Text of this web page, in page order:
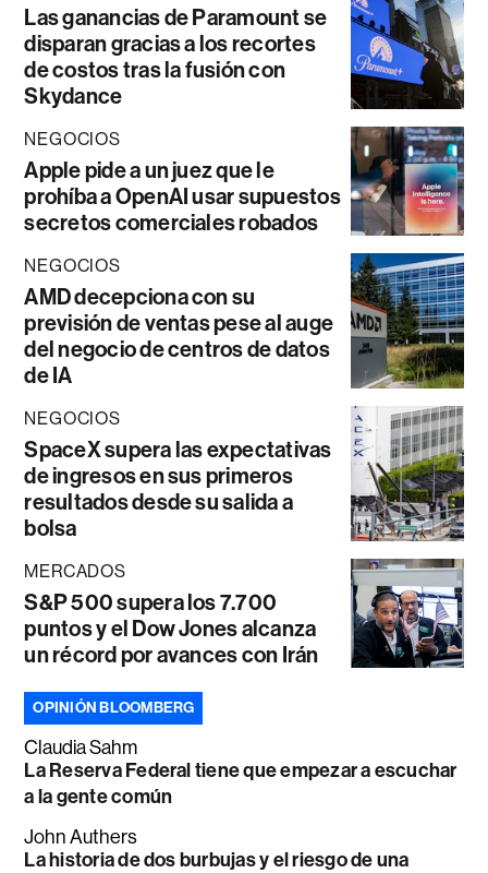
Las ganancias de Paramount se
disparan gracias a los recortes
de costos tras la fusión con
Skydance
NEGOCIOS
Apple pide a un juez que le
prohíba a OpenAI usar supuestos
secretos comerciales robados
NEGOCIOS
AMD decepciona con su
previsión de ventas pese al auge
del negocio de centros de datos
de IA
NEGOCIOS
SpaceX supera las expectativas
de ingresos en sus primeros
resultados desde su salida a
bolsa
MERCADOS
S&P 500 supera los 7.700
puntos y el Dow Jones alcanza
un récord por avances con Irán
OPINIÓN BLOOMBERG
Claudia Sahm
La Reserva Federal tiene que empezar a escuchar
a la gente común
John Authers
La historia de dos burbujas y el riesgo de una